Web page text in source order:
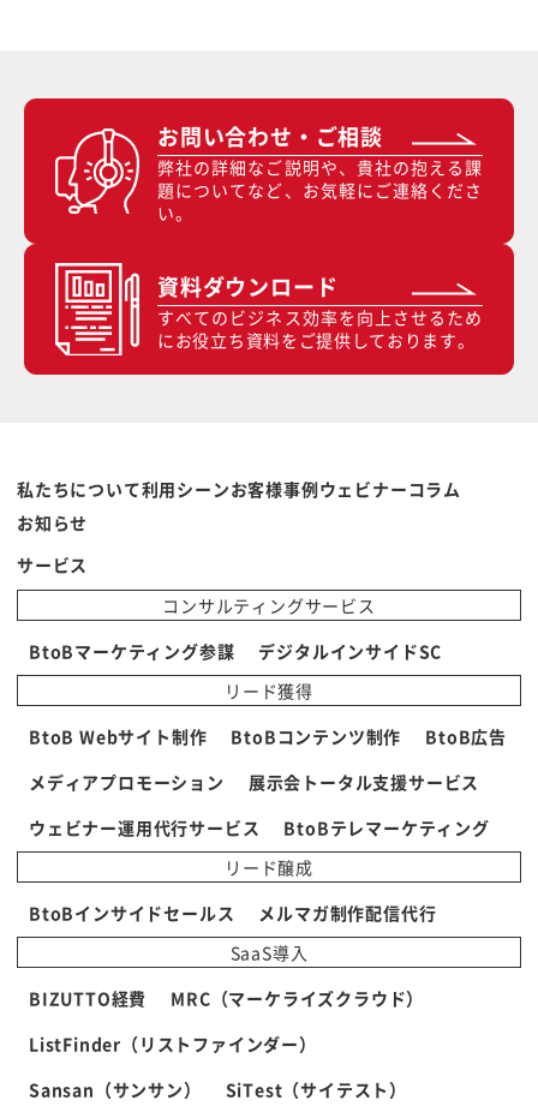
お問い合わせ・ご相談
弊社の詳細なご説明や、貴社の抱える課
題についてなど、お気軽にご連絡くださ
い。
資料ダウンロード
すべてのビジネス効率を向上させるため
にお役立ち資料をご提供しております。
私たちについて利用シーンお客様事例ウェビナー コラム
お知らせ
サービス
コンサルティングサービス
BtoBマーケティング参謀
デジタルインサイドSC
リード獲得
BtoB Webサイト制作
BtoBコンテンツ制作
BtoB広告
メディアプロモーション
展示会トータル支援サービス
ウェビナー運用代行サービス
BtoBテレマーケティング
リード醸成
BtoBインサイドセールス
メルマガ制作配信代行
SaaS導入
BIZUTTO経費
MRC（マーケライズクラウド）
ListFinder（リストファインダー）
Sansan（サンサン）
SiTest（サイテスト）